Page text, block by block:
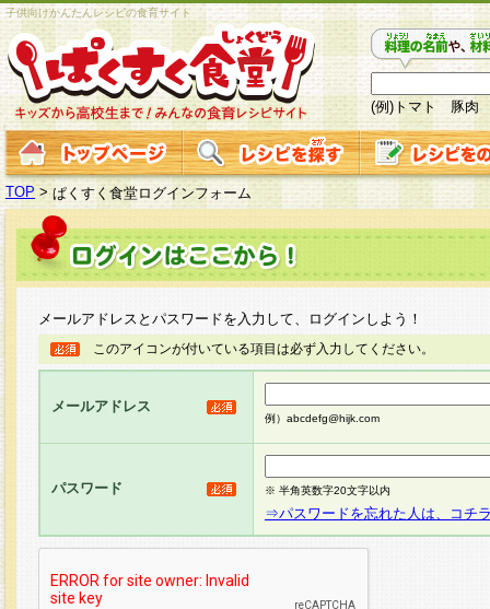
子供向けかんたんレシピの食育サイト
(例)トマト 豚肉
TOP > ぱくすく食堂ログインフォーム
メールアドレスとパスワードを入力して、ログインしよう！
このアイコンが付いている項目は必ず入力してください。
メールアドレス
例）abcdefg@hijk.com
パスワード ※ 半角英数字20文字以内
⇒パスワードを忘れた人は、コチ